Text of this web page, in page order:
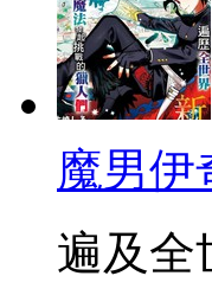
魔男伊
遍及全